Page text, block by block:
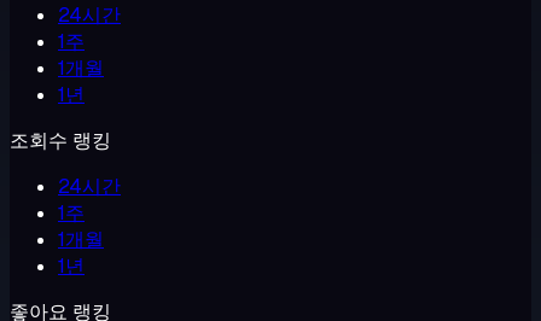
24시간
1주
1개월
1년
조회수 랭킹
24시간
1주
1개월
1년
좋아요 랭킹